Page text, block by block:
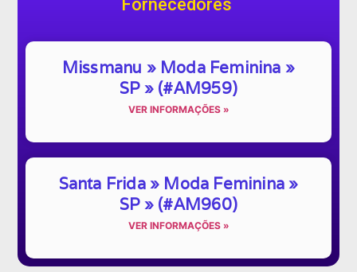
Fornecedores
Missmanu » Moda Feminina »
SP » (#AM959)
VER INFORMAÇÕES »
Santa Frida » Moda Feminina »
SP » (#AM960)
VER INFORMAÇÕES »